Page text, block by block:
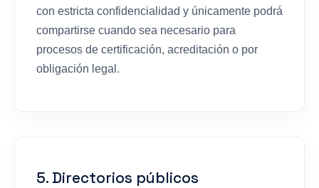
con estricta confidencialidad y únicamente podrá
compartirse cuando sea necesario para
procesos de certificación, acreditación o por
obligación legal.
5. Directorios públicos